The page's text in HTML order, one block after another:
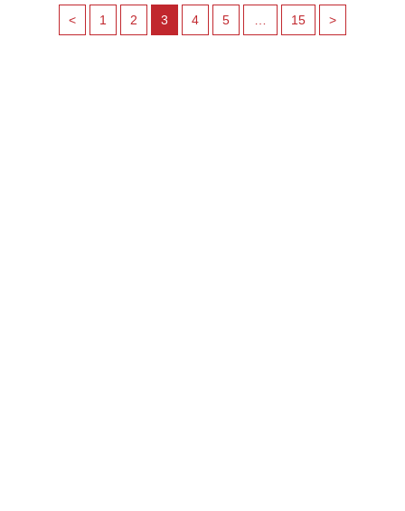
< 1 2 3 4 5 … 15 >